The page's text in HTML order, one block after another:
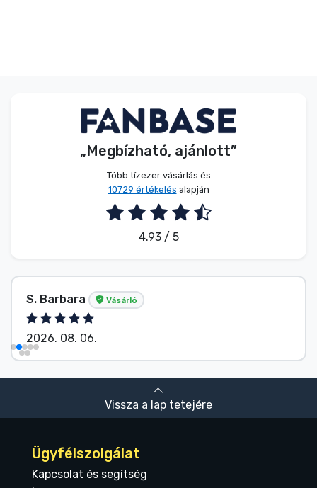
„Megbízható, ajánlott”
Több tízezer vásárlás és
10729 értékelés alapján
4.93 / 5
S. Barbara Vásárló
2026. 08. 06.
Vissza a lap tetejére
Ügyfélszolgálat
Kapcsolat és segítség
Terméktípusok